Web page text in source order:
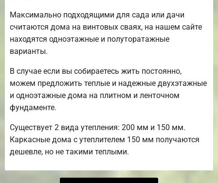
Максимально подходящими для сада или дачи
считаются дома на винтовых сваях, на нашем сайте
находятся одноэтажные и полуторатажные
варианты.
В случае если вы собираетесь жить постоянно,
можем предложить теплые и надежные двухэтажные
и одноэтажные дома на плитном и ленточном
фундаменте.
Существует 2 вида утепления: 200 мм и 150 мм.
Каркасные дома с утеплителем 150 мм получаются
дешевле, но не такими теплыми.